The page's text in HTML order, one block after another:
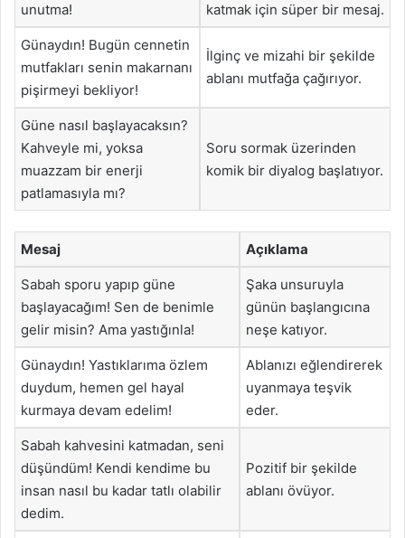
unutma!
katmak için süper bir mesaj.
Günaydın! Bugün cennetin
mutfakları senin makarnanı
pişirmeyi bekliyor!
İlginç ve mizahi bir şekilde
ablanı mutfağa çağırıyor.
Güne nasıl başlayacaksın?
Kahveyle mi, yoksa
muazzam bir enerji
patlamasıyla mı?
Soru sormak üzerinden
komik bir diyalog başlatıyor.
Mesaj Açıklama
Sabah sporu yapıp güne
başlayacağım! Sen de benimle
gelir misin? Ama yastığınla!
Şaka unsuruyla
günün başlangıcına
neşe katıyor.
Günaydın! Yastıklarıma özlem
duydum, hemen gel hayal
kurmaya devam edelim!
Ablanızı eğlendirerek
uyanmaya teşvik
eder.
Sabah kahvesini katmadan, seni
düşündüm! Kendi kendime bu
insan nasıl bu kadar tatlı olabilir
dedim.
Pozitif bir şekilde
ablanı övüyor.